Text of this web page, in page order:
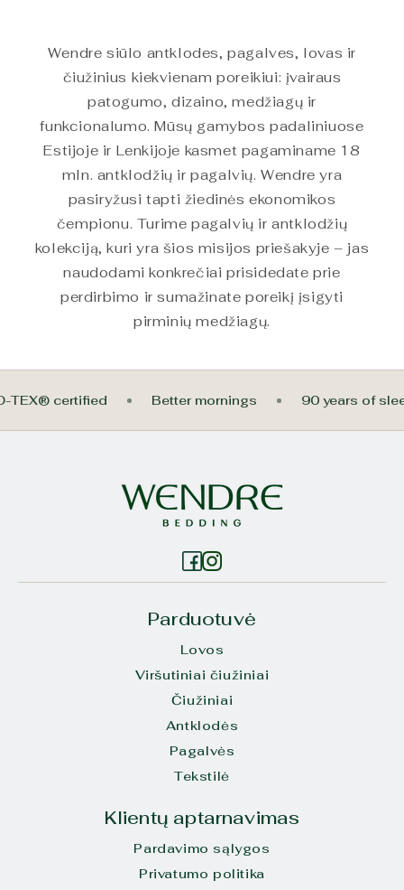
Wendre siūlo antklodes, pagalves, lovas ir
čiužinius kiekvienam poreikiui: įvairaus
patogumo, dizaino, medžiagų ir
funkcionalumo. Mūsų gamybos padaliniuose
Estijoje ir Lenkijoje kasmet pagaminame 18
mln. antklodžių ir pagalvių. Wendre yra
pasiryžusi tapti žiedinės ekonomikos
čempionu. Turime pagalvių ir antklodžių
kolekciją, kuri yra šios misijos priešakyje – jas
naudodami konkrečiai prisidedate prie
perdirbimo ir sumažinate poreikį įsigyti
pirminių medžiagų.
TEX® certified Better mornings 90 years of
Parduotuvė
Lovos
Viršutiniai čiužiniai
Čiužiniai
Antklodės
Pagalvės
Tekstilė
Klientų aptarnavimas
Pardavimo sąlygos
Privatumo politika